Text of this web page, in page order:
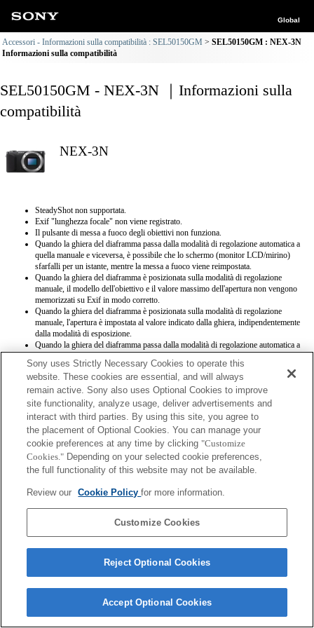
Global
Accessori - Informazioni sulla compatibilità : SEL50150GM
SEL50150GM : NEX-3N
Informazioni sulla compatibilità
SEL50150GM - NEX-3N ｜Informazioni sulla
compatibilità
NEX-3N
SteadyShot non supportata.
Exif "lunghezza focale" non viene registrato.
Il pulsante di messa a fuoco degli obiettivi non funziona.
Quando la ghiera del diaframma passa dalla modalità di regolazione automatica a
quella manuale e viceversa, è possibile che lo schermo (monitor LCD/mirino)
sfarfalli per un istante, mentre la messa a fuoco viene reimpostata.
Quando la ghiera del diaframma è posizionata sulla modalità di regolazione
manuale, il modello dell'obiettivo e il valore massimo dell'apertura non vengono
memorizzati su Exif in modo corretto.
Quando la ghiera del diaframma è posizionata sulla modalità di regolazione
manuale, l'apertura è impostata al valore indicato dalla ghiera, indipendentemente
dalla modalità di esposizione.
Quando la ghiera del diaframma passa dalla modalità di regolazione automatica a
viene interrotta.
Ruotare la ghiera del diaframma non interrompe il conto alla rovescia prima
dell'attivazione della modalità di risparmio energetico.
Quando la ghiera del diaframma è posizionata sulla modalità di regolazione
manuale, il controllo di defocalizzazione del background in Photo Creativity non
funziona correttamente, anche se sullo schermo risulta eseguito.
I nomi degli obiettivi Exif non saranno registrati correttamente.
Copyright 2026 Sony Corporation
Sony uses Strictly Necessary Cookies to operate this
website. These cookies are essential, and will always
remain active. Sony also uses Optional Cookies to improve
site functionality, analyze usage, deliver advertisements and
interact with third parties. By using this site, you agree to
the placement of Optional Cookies. You can manage your
cookie preferences at any time by clicking "Customize
Cookies." Depending on your selected cookie preferences,
the full functionality of this website may not be available.
Review our Cookie Policyfor more information.
Customize Cookies
Reject Optional Cookies
Accept Optional Cookies